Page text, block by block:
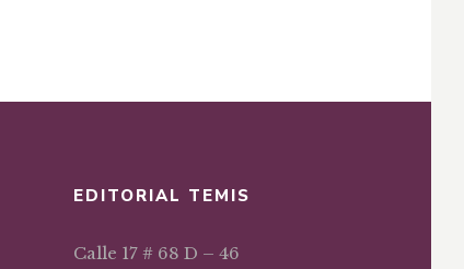
EDITORIAL TEMIS
Calle 17 # 68 D – 46